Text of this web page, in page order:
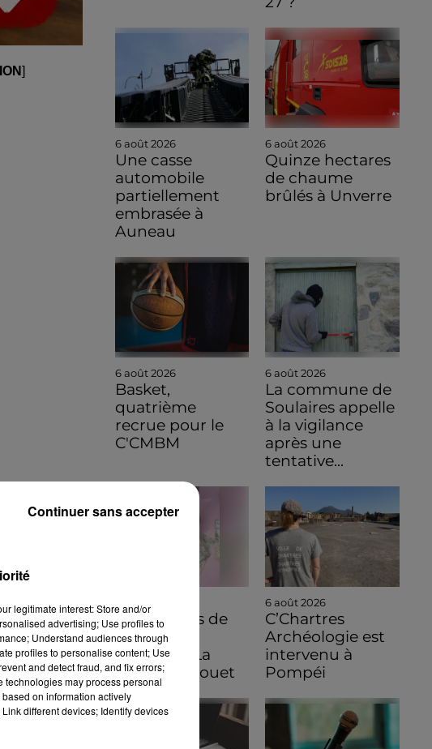
]
6 août 2026
Une casse
automobile
partiellement
embrasée à
Auneau
6 août 2026
Quinze hectares
de chaume
brûlés à Unverre
6 août 2026
Basket,
quatrième
recrue pour le
C'CMBM
6 août 2026
La commune de
Soulaires appelle
à la vigilance
après une
tentative...
6 août 2026
C'est à vous de
jouer pour
découvrir La
Bazoche-Gouet
6 août 2026
C’Chartres
Archéologie est
intervenu à
Pompéi
legitimate interest: Store and/or
advertising; Use profiles to
Understand audiences through
profiles to personalise content; Use
and detect fraud, and fix errors;
technologies may process personal
on information actively
different devices; Identify devices
Continuer sans accepter